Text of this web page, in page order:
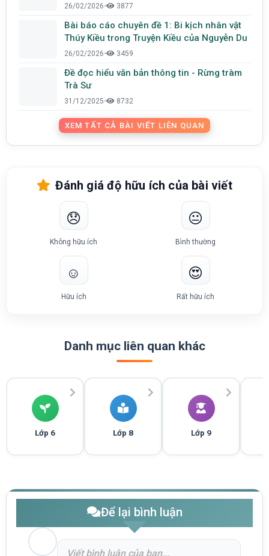
26/02/2026• 3877
Bài báo cáo chuyên đề 1: Bi kịch nhân vật
Thúy Kiều trong Truyện Kiều của Nguyễn Du
26/02/2026• 3459
Đề đọc hiểu văn bản thông tin - Rừng tràm
Trà Sư
31/12/2025• 8732
XEM TẤT CẢ BÀI VIẾT LIÊN QUAN
Đánh giá độ hữu ích của bài viết
😞
Không hữu ích
😐
Bình thường
☺️
Hữu ích
😍
Rất hữu ích
Danh mục liên quan khác
Lớp 6 Lớp 8 Lớp 9
Để lại bình luận